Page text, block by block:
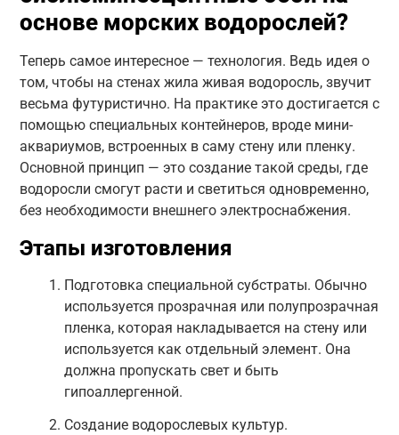
основе морских водорослей?
Теперь самое интересное — технология. Ведь идея о
том, чтобы на стенах жила живая водоросль, звучит
весьма футуристично. На практике это достигается с
помощью специальных контейнеров, вроде мини-
аквариумов, встроенных в саму стену или пленку.
Основной принцип — это создание такой среды, где
водоросли смогут расти и светиться одновременно,
без необходимости внешнего электроснабжения.
Этапы изготовления
Подготовка специальной субстраты. Обычно
используется прозрачная или полупрозрачная
пленка, которая накладывается на стену или
используется как отдельный элемент. Она
должна пропускать свет и быть
гипоаллергенной.
Создание водорослевых культур.